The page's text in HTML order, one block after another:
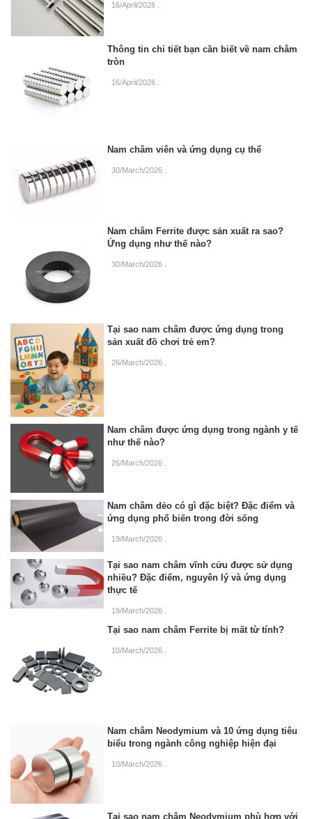
16/April/2026
Thông tin chi tiết bạn cần biết về nam châm
tròn
16/April/2026
Nam châm viên và ứng dụng cụ thể
30/March/2026
Nam châm Ferrite được sản xuất ra sao?
Ứng dụng như thế nào?
30/March/2026
Tại sao nam châm được ứng dụng trong
sản xuất đồ chơi trẻ em?
26/March/2026
Nam châm được ứng dụng trong ngành y tế
như thế nào?
26/March/2026 .
Nam châm dẻo có gì đặc biệt? Đặc điểm và
ứng dụng phổ biến trong đời sống
19/March/2026 .
Tại sao nam châm vĩnh cửu được sử dụng
nhiều? Đặc điểm, nguyên lý và ứng dụng
thực tế
19/March/2026 .
Tại sao nam châm Ferrite bị mất từ tính?
10/March/2026 .
Nam châm Neodymium và 10 ứng dụng tiêu
biểu trong ngành công nghiệp hiện đại
10/March/2026
Tại sao nam châm Neodymium phù hợp với